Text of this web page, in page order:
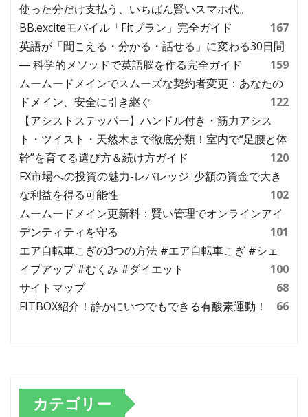
使った分だけ支払う、いちばん賢いスマホ代。
BB.exciteモバイル「Fitプラン」完全ガイド
167
英語が「聞こえる・分かる・話せる」に変わる30日間
― 科学的メソッドで英語脳を作る完全ガイド
159
ムームードメインでスムーズな契約者変更：あなたの
ドメイン、安全に引き継ぐ
122
【アシストステッパー】ハンドル付き・筋力アシス
ト・ツイスト・天然木まで徹底分類！室内で“足腰と体
幹”を育てる選び方＆続け方ガイド
120
FX市場への投資の魅力-レバレッジ: 少額の資金で大き
な利益を得る可能性
102
ムームードメイン更新料：賢い管理でオンラインアイ
デンティティを守る
101
エア自転車こぎの3つの方法 #エア自転車こぎ #シェ
イプアップ #むくみ #ダイエット
100
サイトマップ
68
FITBOX紹介！静かにいつでもできる有酸素運動！
66
カテゴリー